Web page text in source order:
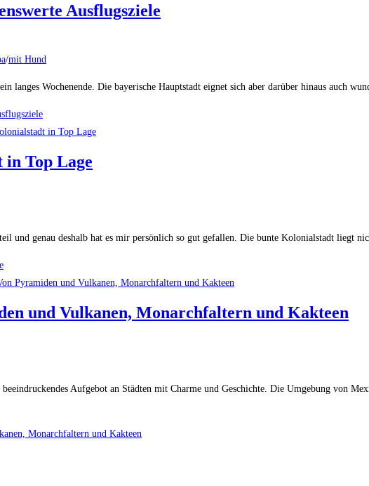
Ausflugsziele
/mit Hund
langes Wochenende. Die bayerische Hauptstadt eignet sich aber darüber hinaus auch
Top Lage
und genau deshalb hat es mir persönlich so gut gefallen. Die bunte Kolonialstadt liegt
und Vulkanen, Monarchfaltern und Kakteen
Aufgebot an Städten mit Charme und Geschichte. Die Umgebung von
Monarchfaltern und Kakteen